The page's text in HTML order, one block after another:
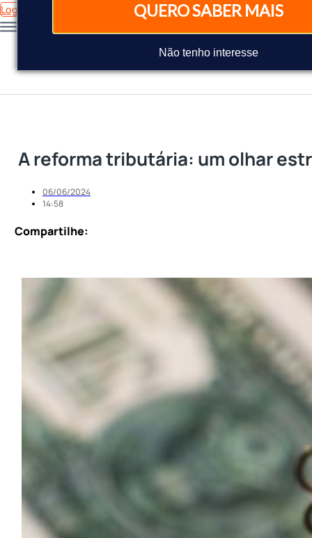
QUERO SABER MAIS
Não tenho interesse
Login
A reforma tributária: um olhar
06/06/2024
14:58
Compartilhe: